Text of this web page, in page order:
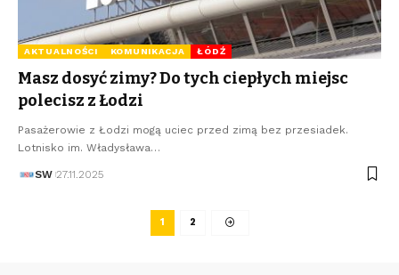
AKTUALNOŚCI KOMUNIKACJA ŁÓDŹ
Masz dosyć zimy? Do tych ciepłych miejsc
polecisz z Łodzi
Pasażerowie z Łodzi mogą uciec przed zimą bez przesiadek.
Lotnisko im. Władysława…
SW 27.11.2025
1 2